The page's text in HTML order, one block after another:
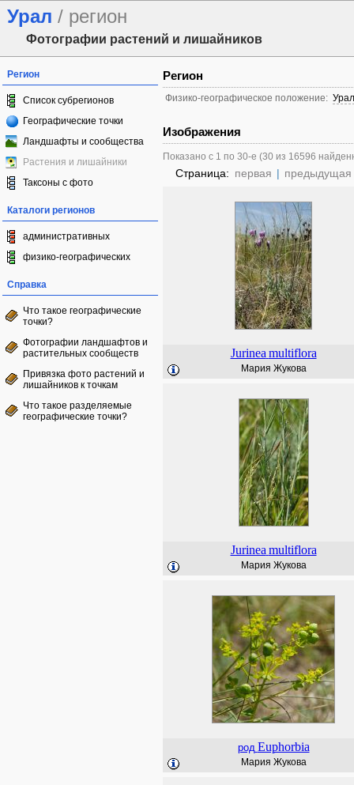
Урал / регион
Фотографии растений и лишайников
Регион
Список субрегионов
Географические точки
Ландшафты и сообщества
Растения и лишайники
Таксоны с фото
Каталоги регионов
административных
физико-географических
Справка
Что такое географические
точки?
Фотографии ландшафтов и
растительных сообществ
Привязка фото растений и
лишайников к точкам
Что такое разделяемые
географические точки?
Регион
Физико-географическое положение: Урал
Изображения
Показано с 1 по 30-е (30 из 16596
Страница: первая | предыдущая
Jurinea multiflora
Мария Жукова
Jurinea multiflora
Мария Жукова
род Euphorbia
Мария Жукова